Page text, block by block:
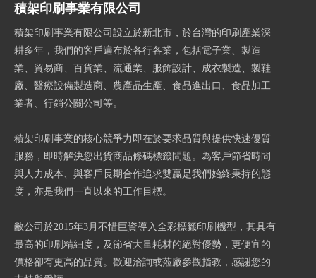
積架印刷事業有限公司
積架印刷事業有限公司設立於新北市，於台灣的印刷產業深
耕多年，我們的客戶遍布於各行各業，包括電子業、製造
業、貿易商、百貨業、流通業、服飾設計、成衣製造、製鞋
廠、醫療設備製造商、農產品生產、食品進出口、食品加工
業者、行銷公關公司等。
積架印刷事業的核心競爭力即在於要求品質與提供快速優質
服務，即時解決您出貨商品條碼標籤問題。為客戶節省時間
與人力成本、與客戶長期合作追求雙贏是我們始終秉持的態
度，亦是我們一直以來的工作目標。
敝公司於2015年3月不惜巨資導入全彩標籤印刷機型，其具有
最高的印刷精細度，及節省大量耗材的絕對優勢，更便宜的
價格卻有更高的品質。歡迎洽詢或蒞廠參觀指教，感謝您的